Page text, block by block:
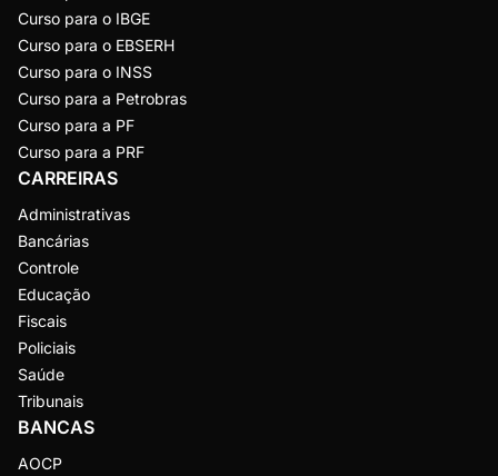
Curso para o IBGE
Curso para o EBSERH
Curso para o INSS
Curso para a Petrobras
Curso para a PF
Curso para a PRF
CARREIRAS
Administrativas
Bancárias
Controle
Educação
Fiscais
Policiais
Saúde
Tribunais
BANCAS
AOCP